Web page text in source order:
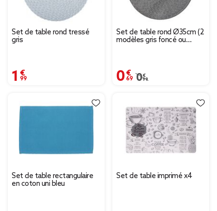
Set de table rond tressé
gris
1,99 €
Set de table rond Ø35cm (2
modèles gris foncé ou
0,69 €
Prix remisé de 0,99 €
0,99 €
Set de table rectangulaire
en coton uni bleu
Set de table imprimé x4